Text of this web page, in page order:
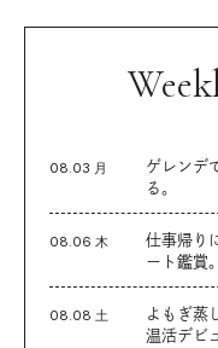
08.03 月
ゲレンデ
る。
08.06 木
仕事帰り
ート鑑賞。
08.08 土
よもぎ蒸
温活デビ